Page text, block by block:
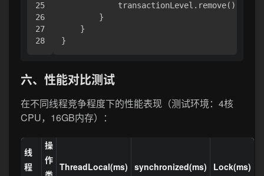
25
26
27
            transactionLevel.remove();
        }
    }
六、性能对比测试
在不同线程竞争程度下的性能表现（测试环境：4核
CPU，16GB内存）：
线
程
操
作
ThreadLocal(ms) synchronized(ms) Lock(ms)